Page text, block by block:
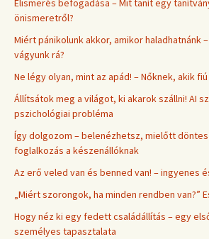
Elismerés befogadása – Mit tanít egy
önismeretről?
Miért pánikolunk akkor, amikor haladhatnánk
vágyunk rá?
Ne légy olyan, mint az apád! – Nőknek, akik
Állítsátok meg a világot, ki akarok szállni! AI
pszichológiai probléma
Így dolgozom – belenézhetsz, mielőtt
foglalkozás a készenállóknak
Az erő veled van és benned van! – ingyenes
„Miért szorongok, ha minden rendben van?”
Hogy néz ki egy fedett családállítás – egy
személyes tapasztalata